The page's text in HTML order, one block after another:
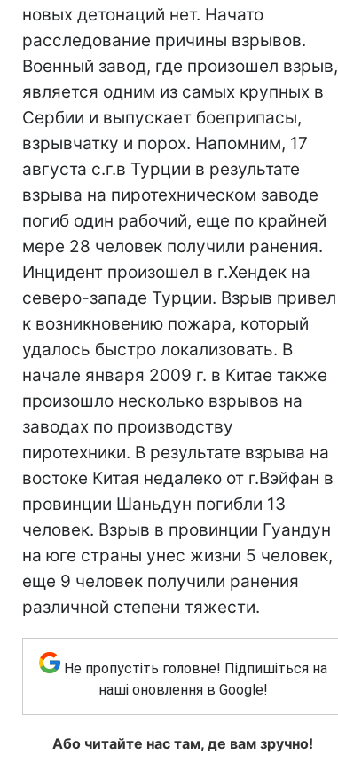
новых детонаций нет. Начато
расследование причины взрывов.
Военный завод, где произошел взрыв,
является одним из самых крупных в
Сербии и выпускает боеприпасы,
взрывчатку и порох. Напомним, 17
августа с.г.в Турции в результате
взрыва на пиротехническом заводе
погиб один рабочий, еще по крайней
мере 28 человек получили ранения.
Инцидент произошел в г.Хендек на
северо-западе Турции. Взрыв привел
к возникновению пожара, который
удалось быстро локализовать. В
начале января 2009 г. в Китае также
произошло несколько взрывов на
заводах по производству
пиротехники. В результате взрыва на
востоке Китая недалеко от г.Вэйфан в
провинции Шаньдун погибли 13
человек. Взрыв в провинции Гуандун
на юге страны унес жизни 5 человек,
еще 9 человек получили ранения
различной степени тяжести.
Не пропустіть головне! Підпишіться на
наші оновлення в Google!
Або читайте нас там, де вам зручно!